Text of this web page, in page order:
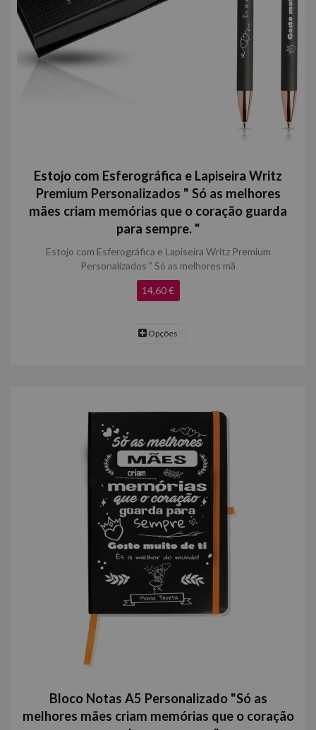
Estojo com Esferográfica e Lapiseira Writz
Premium Personalizados " Só as melhores
mães criam memórias que o coração guarda
para sempre. "
Estojo com Esferográfica e Lapiseira Writz Premium
Personalizados " Só as melhores mã
14,60 €
Opções
Bloco Notas A5 Personalizado "Só as
melhores mães criam memórias que o coração